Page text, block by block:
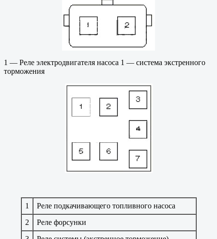
1 — Реле электродвигателя насоса 1 — система экстренного
торможения
1
Реле подкачивающего топливного насоса
2
Реле форсунки